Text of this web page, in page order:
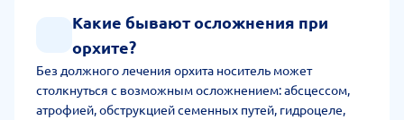
Какие бывают осложнения при
орхите?
Без должного лечения орхита носитель может
столкнуться с возможным осложнением: абсцессом,
атрофией, обструкцией семенных путей, гидроцеле,